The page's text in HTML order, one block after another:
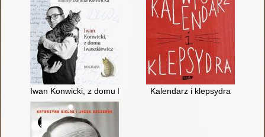
Iwan Konwicki, z domu Iwaszkiewicz : biografia
Kalendarz i klepsydra